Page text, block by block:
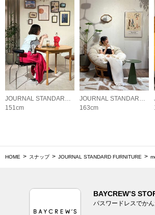
JOURNAL STANDARD FURNITURE
151cm
JOURNAL STANDARD FURNITURE
163cm
HOME スナップ JOURNAL STANDARD FURNITURE
BAYCREW’S
パスワードレスでか